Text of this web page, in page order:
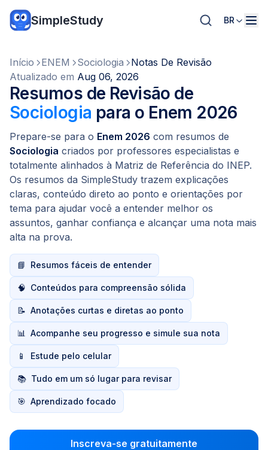
SimpleStudy BR
Início ENEM Sociologia
Notas De Revisão
Atualizado em Aug 06, 2026
Resumos de Revisão de
Sociologia para o Enem 2026
Prepare-se para o Enem 2026 com resumos de
Sociologia criados por professores especialistas e
totalmente alinhados à Matriz de Referência do INEP.
Os resumos da SimpleStudy trazem explicações
claras, conteúdo direto ao ponto e orientações por
tema para ajudar você a entender melhor os
assuntos, ganhar confiança e alcançar uma nota mais
alta na prova.
📘 Resumos fáceis de entender
🧠 Conteúdos para compreensão sólida
📝 Anotações curtas e diretas ao ponto
📊 Acompanhe seu progresso e simule sua nota
📱 Estude pelo celular
📚 Tudo em um só lugar para revisar
🎯 Aprendizado focado
Inscreva-se gratuitamente